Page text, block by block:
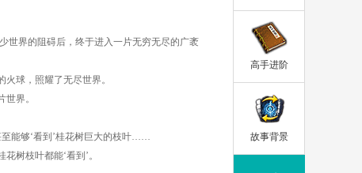
界的阻碍后，终于进入一片无穷无尽的广袤
球，照耀了无尽世界。
界。
能够‘看到’桂花树巨大的枝叶……
树枝叶都能‘看到’。
高手进阶
故事背景